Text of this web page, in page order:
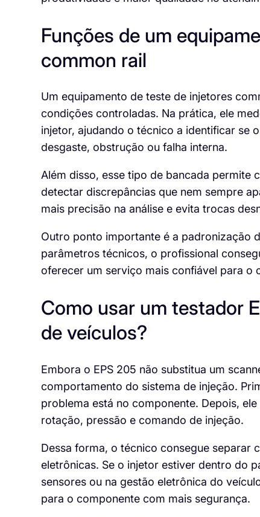
Funções de um
common rail
Um equipamento de teste de injetores
condições controladas. Na prática, ele
injetor, ajudando o técnico a identificar se
desgaste, obstrução ou falha interna.
Além disso, esse tipo de bancada permite
detectar discrepâncias que nem sempre
mais precisão na análise e evita trocas
Outro ponto importante é a padronização
parâmetros técnicos, o profissional
oferecer um serviço mais confiável para o
Como usar um testador
de veículos?
Embora o EPS 205 não substitua um
comportamento do sistema de injeção.
problema está no componente. Depois,
rotação, pressão e comando de injeção.
Dessa forma, o técnico consegue separar
eletrônicas. Se o injetor estiver dentro do
sensores ou na gestão eletrônica do
para o componente com mais segurança.